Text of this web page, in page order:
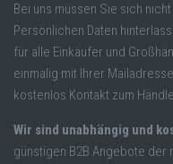
Bei uns müssen Sie sich
Persönlichen Daten
für alle Einkäufer und
einmalig mit Ihrer Mailadresse
kostenlos Kontakt zum
Wir sind unabhängig und
günstigen B2B Angebote